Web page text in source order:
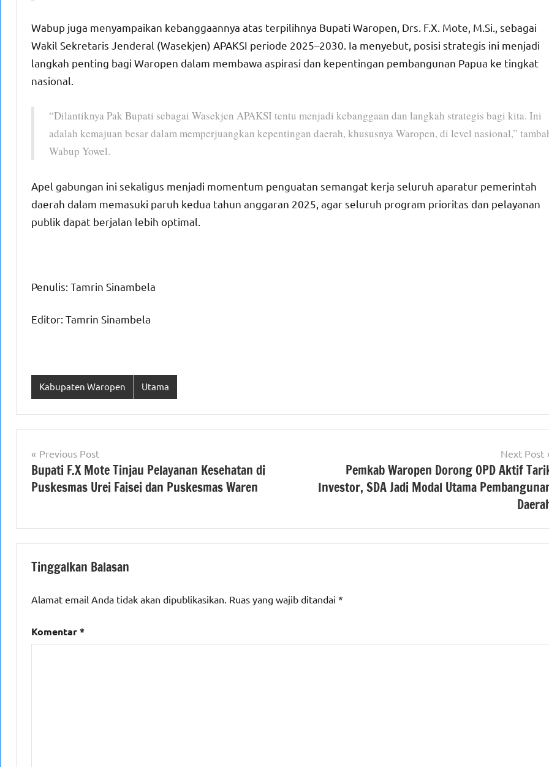
Wabup juga menyampaikan kebanggaannya atas terpilihnya Bupati Waropen, Drs. F.X. Mote, M.Si., sebagai
Wakil Sekretaris Jenderal (Wasekjen) APAKSI periode 2025–2030. Ia menyebut, posisi strategis ini menjadi
langkah penting bagi Waropen dalam membawa aspirasi dan kepentingan pembangunan Papua ke tingkat
nasional.
“Dilantiknya Pak Bupati sebagai Wasekjen APAKSI tentu menjadi kebanggaan dan langkah strategis bagi kita. Ini
adalah kemajuan besar dalam memperjuangkan kepentingan daerah, khususnya Waropen, di level nasional,”
Wabup Yowel.
Apel gabungan ini sekaligus menjadi momentum penguatan semangat kerja seluruh aparatur pemerintah
daerah dalam memasuki paruh kedua tahun anggaran 2025, agar seluruh program prioritas dan pelayanan
publik dapat berjalan lebih optimal.
Penulis: Tamrin Sinambela
Editor: Tamrin Sinambela
Kabupaten Waropen Utama
Navigasi
pos
Previous Post
Bupati F.X Mote Tinjau Pelayanan Kesehatan di
Puskesmas Urei Faisei dan Puskesmas Waren
Next Post
Pemkab Waropen Dorong OPD Aktif
Investor, SDA Jadi Modal Utama
Tinggalkan Balasan
Alamat email Anda tidak akan dipublikasikan. Ruas yang wajib ditandai *
Komentar*